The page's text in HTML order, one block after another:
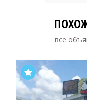
все